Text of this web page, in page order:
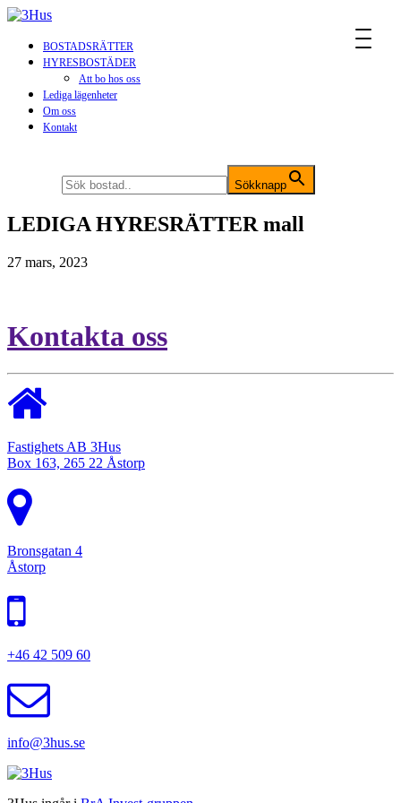
BOSTADSRÄTTER
HYRESBOSTÄDER
Att bo hos oss
Lediga lägenheter
Om oss
Kontakt
Sökknapp
LEDIGA HYRESRÄTTER mall
27 mars, 2023
Kontakta oss
Fastighets AB 3Hus
Box 163, 265 22 Åstorp
Bronsgatan 4
Åstorp
+46 42 509 60
info@3hus.se